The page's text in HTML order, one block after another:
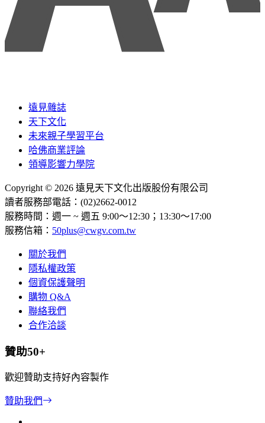
遠見雜誌
天下文化
未來親子學習平台
哈佛商業評論
領導影響力學院
Copyright © 2026 遠見天下文化出版股份有限公司
讀者服務部電話：(02)2662-0012
服務時間：週一 ~ 週五 9:00～12:30；13:30～17:00
服務信箱： 50plus@cwgv.com.tw
關於我們
隱私權政策
個資保護聲明
購物 Q&A
聯絡我們
合作洽談
贊助50+
歡迎贊助支持好內容製作
贊助我們